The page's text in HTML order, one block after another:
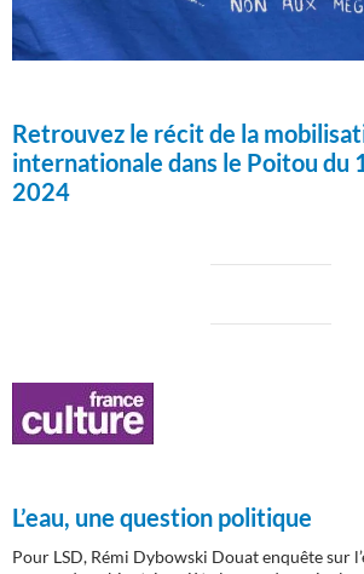
Retrouvez le récit de la
internationale dans le Poitou du
2024
L’eau, une question politique
Pour LSD, Rémi Dybowski Douat enquête sur